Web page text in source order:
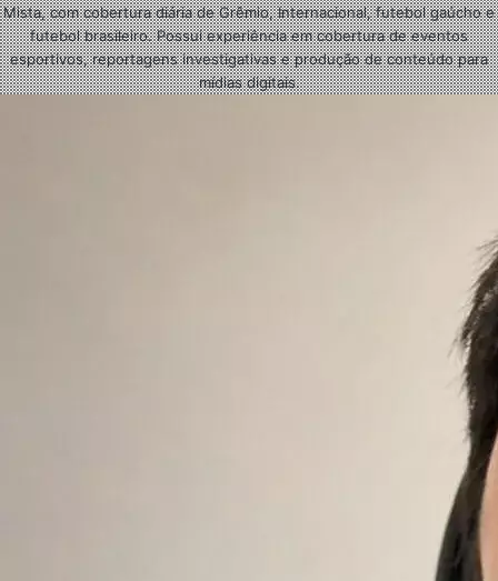
Mista, com cobertura diária de Grêmio, Internacional, futebol gaúcho e
futebol brasileiro. Possui experiência em cobertura de eventos
esportivos, reportagens investigativas e produção de conteúdo para
mídias digitais.